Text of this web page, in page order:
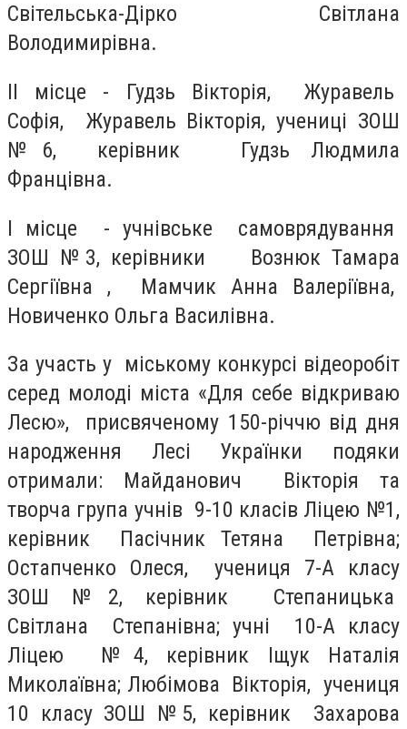
Світельська-Дірко Світлана
Володимирівна.
ІІ місце - Гудзь Вікторія, Журавель
Софія, Журавель Вікторія, учениці ЗОШ
№6, керівник Гудзь Людмила
Францівна.
І місце - учнівське самоврядування
ЗОШ №3, керівники Вознюк Тамара
Сергіївна , Мамчик Анна Валеріївна,
Новиченко Ольга Василівна.
За участь у міському конкурсі відеоробіт
серед молоді міста «Для себе відкриваю
Лесю», присвяченому 150-річчю від дня
народження Лесі Українки подяки
отримали: Майданович Вікторія та
творча група учнів 9-10 класів Ліцею №1,
керівник Пасічник Тетяна Петрівна;
Остапченко Олеся, учениця 7-А класу
ЗОШ №2, керівник Степаницька
Світлана Степанівна; учні 10-А класу
Ліцею №4, керівник Іщук Наталія
Миколаївна; Любімова Вікторія, учениця
10 класу ЗОШ №5, керівник Захарова